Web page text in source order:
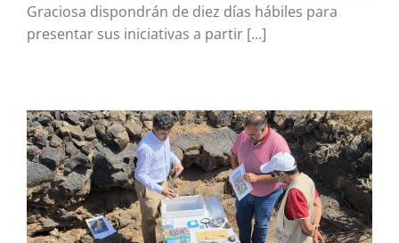
Graciosa dispondrán de diez días hábiles para
presentar sus iniciativas a partir [...]